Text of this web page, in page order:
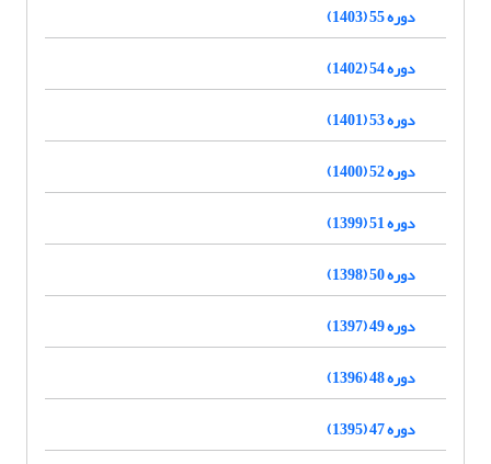
دوره 55 (1403)
دوره 54 (1402)
دوره 53 (1401)
دوره 52 (1400)
دوره 51 (1399)
دوره 50 (1398)
دوره 49 (1397)
دوره 48 (1396)
دوره 47 (1395)